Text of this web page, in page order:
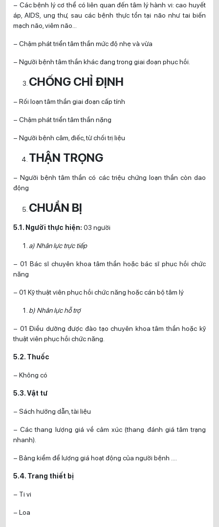
– Các bệnh lý cơ thể có liên quan đến tâm lý hành vi: cao huyết
áp, AIDS, ung thư, sau các bệnh thực tổn tại não như tai biến
mạch não, viêm não…
– Chậm phát triển tâm thần mức độ nhẹ và vừa
– Người bệnh tâm thần khác đang trong giai đoạn phục hồi.
CHỐNG CHỈ ĐỊNH
– Rối loạn tâm thần giai đoạn cấp tính
– Chậm phát triển tâm thần nặng
– Người bệnh câm, điếc, từ chối trị liệu
THẬN TRỌNG
– Người bệnh tâm thần có các triệu chứng loạn thần còn dao
động
CHUẨN BỊ
5.1. Người thực hiện: 03 người
a) Nhân lực trực tiếp
– 01 Bác sĩ chuyên khoa tâm thần hoặc bác sĩ phục hồi chức
năng
– 01 Kỹ thuật viên phục hồi chức năng hoặc cán bộ tâm lý
b) Nhân lực hỗ trợ
– 01 Điều dưỡng được đào tạo chuyên khoa tâm thần hoặc kỹ
thuật viên phục hồi chức năng.
5.2. Thuốc
– Không có
5.3. Vật tư
– Sách hướng dẫn, tài liệu
– Các thang lượng giá về cảm xúc (thang đánh giá tâm trạng
nhanh).
– Bảng kiểm để lượng giá hoạt động của người bệnh ….
5.4. Trang thiết bị
– Ti vi
– Loa